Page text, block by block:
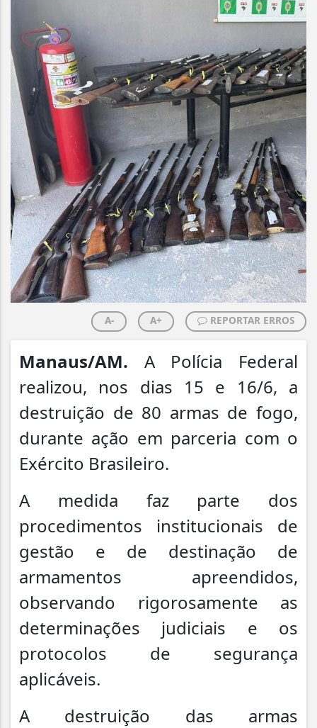
A- A+ REPORTAR ERROS
Manaus/AM. A Polícia Federal
realizou, nos dias 15 e 16/6, a
destruição de 80 armas de fogo,
durante ação em parceria com o
Exército Brasileiro.
A medida faz parte dos
procedimentos institucionais de
gestão e de destinação de
armamentos apreendidos,
observando rigorosamente as
determinações judiciais e os
protocolos de segurança
aplicáveis.
A destruição das armas